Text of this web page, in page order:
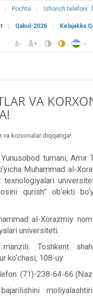
Pochta Ishonch telefoni:
Qabul-2026 Kelajakka
VA
va korxonalar diqqatiga!
tumani, Amir
Muhammad al-
texnologiyalari
qurish” ob’ekti
al-Xorazmiy
universiteti.
manzili: Toshkent
ko‘chasi, 108-uy.
(71)-238-64-66